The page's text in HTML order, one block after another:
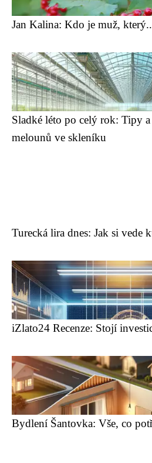
Jan Kalina: Kdo je muž,
Sladké léto po celý rok: Tipy
melounů ve skleníku
Turecká lira dnes: Jak si vede
iZlato24 Recenze: Stojí
Bydlení Šantovka: Vše, co